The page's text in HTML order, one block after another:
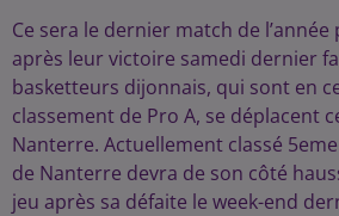
Ce sera le dernier match de l’année
après leur victoire samedi dernier
basketteurs dijonnais, qui sont en
classement de Pro A, se déplacent
Nanterre. Actuellement classé 5eme
de Nanterre devra de son côté
jeu après sa défaite le week-end